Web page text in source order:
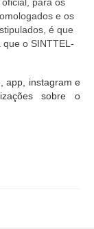
e os
é que
o SINTTEL-
app, instagram e
sobre o